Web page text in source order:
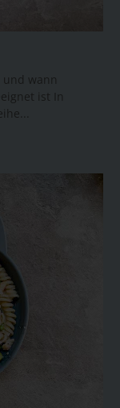
und wann
ist In